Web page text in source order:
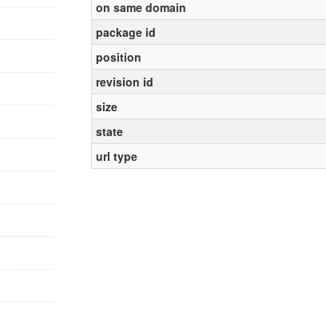
on same domain
package id
position
revision id
size
state
url type